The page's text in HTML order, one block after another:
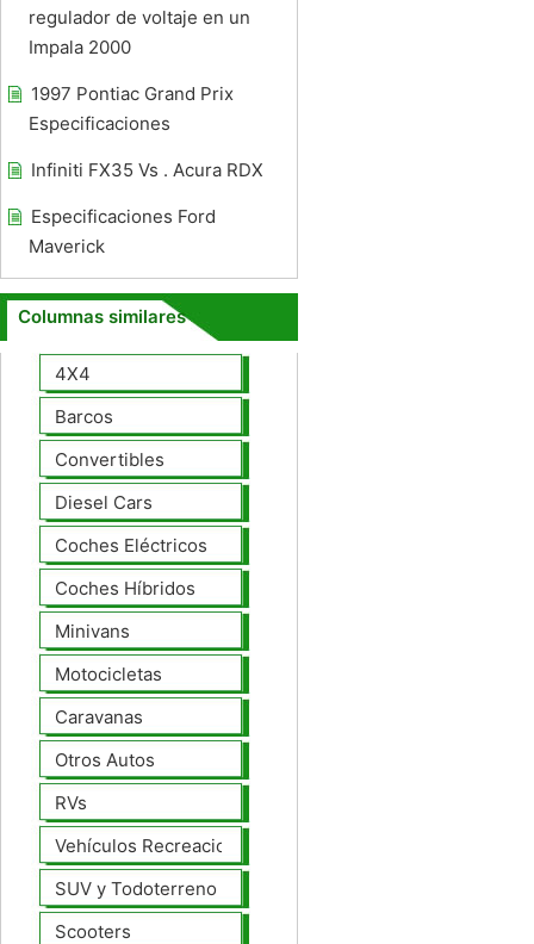
regulador de voltaje en un
Impala 2000
1997 Pontiac Grand Prix
Especificaciones
Infiniti FX35 Vs . Acura RDX
Especificaciones Ford
Maverick
Columnas similares
4X4
Barcos
Convertibles
Diesel Cars
Coches Eléctricos
Coches Híbridos
Minivans
Motocicletas
Caravanas
Otros Autos
RVs
Vehículos Recreacionales
SUV y Todoterreno
Scooters